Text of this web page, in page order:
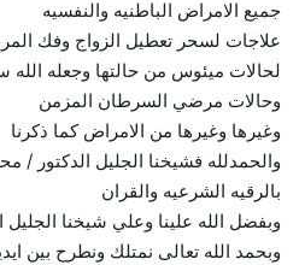
جميع الامراض الباطنيه والنفسيه
علاجات لسحر تعطيل الزواج وفك
لحالات ميئوس من حالتها وجعله الله
وحالات مرضي السرطان المزمن
وغيرها وغيرها من الامراض كما ذكرنا
والحمدلله فشيخنا الجليل الدكتور /
بالرقيه الشرعيه والقران
وبفضل الله علينا وعلي شيخنا
وبحمد الله تعالى نمتلك ونطرح بين